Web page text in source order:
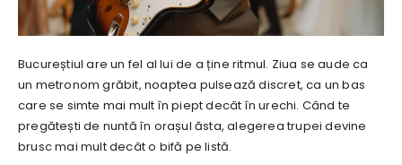
Bucureștiul are un fel al lui de a ține ritmul. Ziua se aude ca
un metronom grăbit, noaptea pulsează discret, ca un bas
care se simte mai mult în piept decât în urechi. Când te
pregătești de nuntă în orașul ăsta, alegerea trupei devine
brusc mai mult decât o bifă pe listă.